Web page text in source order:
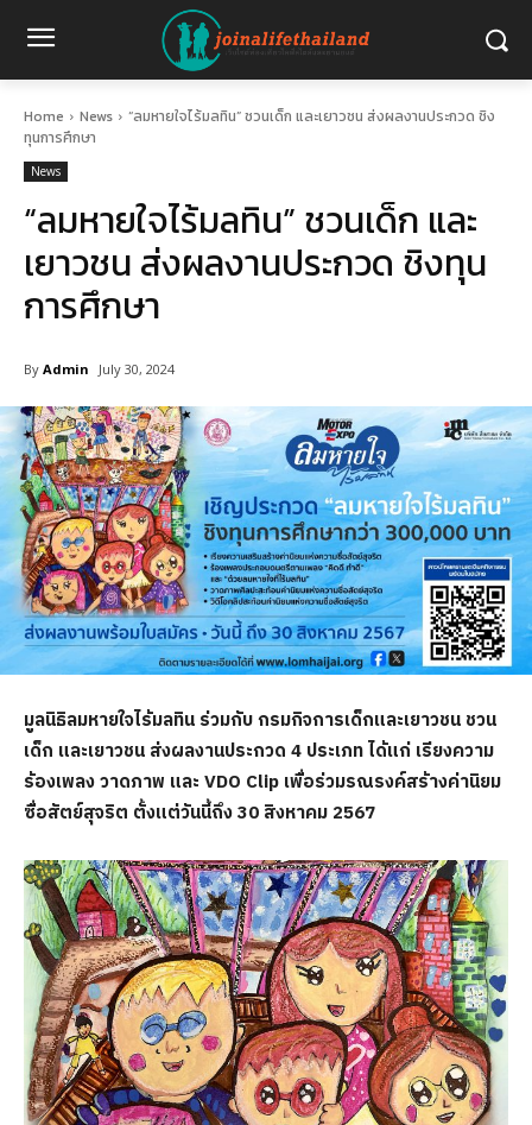
Home News
“ลมหายใจไร้มลทิน” ชวนเด็ก และเยาวชน ส่งผลงานประกวด ชิง
ทุนการศึกษา
News
“ลมหายใจไร้มลทิน” ชวนเด็ก และ
เยาวชน ส่งผลงานประกวด ชิงทุน
การศึกษา
By Admin July 30, 2024
มูลนิธิลมหายใจไร้มลทิน ร่วมกับกรมกิจการเด็กและเยาวชน ชวน
เด็ก และเยาวชน ส่งผลงานประกวด 4 ประเภท ได้แก่ เรียงความ
ร้องเพลง วาดภาพ และ VDO Clip เพื่อร่วมรณรงค์สร้างค่านิยม
ซื่อสัตย์สุจริต ตั้งแต่วันนี้ถึง30 สิงหาคม 2567